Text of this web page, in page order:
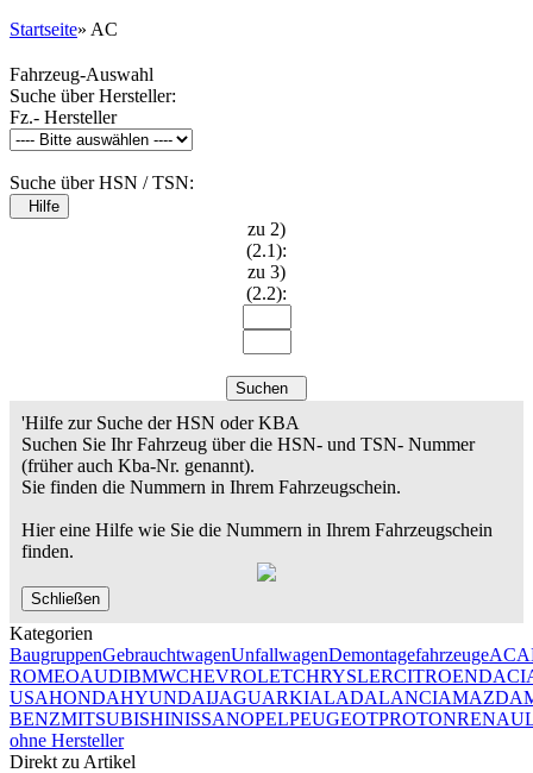
Startseite» AC
Fahrzeug-Auswahl
Suche über Hersteller:
Fz.- Hersteller
Suche über HSN / TSN:
Hilfe
zu 2)
(2.1):
zu 3)
(2.2):
Suchen
'Hilfe zur Suche der HSN oder KBA
Suchen Sie Ihr Fahrzeug über die HSN- und TSN- Nummer
(früher auch Kba-Nr. genannt).
Sie finden die Nummern in Ihrem Fahrzeugschein.
Hier eine Hilfe wie Sie die Nummern in Ihrem Fahrzeugschein
finden.
Schließen
Kategorien
BaugruppenGebrauchtwagenUnfallwagenDemontagefahrzeugeAC
ROMEOAUDIBMWCHEVROLETCHRYSLERCITROEN
USAHONDAHYUNDAIJAGUARKIALADALANCIAMAZDA
BENZMITSUBISHINISSANOPELPEUGEOTPROTON
ohne Hersteller
Direkt zu Artikel